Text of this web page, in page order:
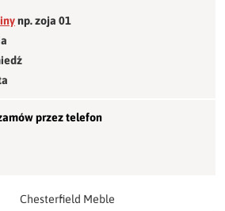
np. zoja 01
przez telefon
Chesterfield Meble